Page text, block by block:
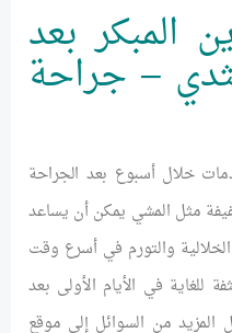
المبكر بعد
– جراحة
خلال أسبوع بعد الجراحة
مثل المشي يمكن أن يساعد
والتورم في أسرع وقت
في الأيام الأولى بعد
من السوائل إلى موقع